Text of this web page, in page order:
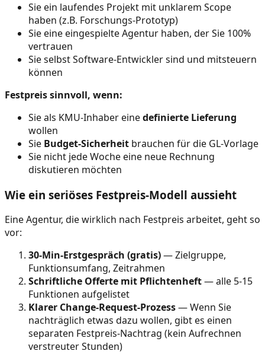
Sie ein laufendes Projekt mit unklarem Scope
haben (z.B. Forschungs-Prototyp)
Sie eine eingespielte Agentur haben, der Sie 100%
vertrauen
Sie selbst Software-Entwickler sind und mitsteuern
können
Festpreis sinnvoll, wenn:
Sie als KMU-Inhaber einedefinierte Lieferung
wollen
Sie Budget-Sicherheit brauchen für die GL-Vorlage
Sie nicht jede Woche eine neue Rechnung
diskutieren möchten
Wie ein seriöses Festpreis-Modell aussieht
Eine Agentur, die wirklich nach Festpreis arbeitet, geht so
vor:
30-Min-Erstgespräch (gratis)— Zielgruppe,
Funktionsumfang, Zeitrahmen
Schriftliche Offerte mit Pflichtenheft— alle 5-15
Funktionen aufgelistet
Klarer Change-Request-Prozess— Wenn Sie
nachträglich etwas dazu wollen, gibt es einen
separaten Festpreis-Nachtrag (kein Aufrechnen
verstreuter Stunden)